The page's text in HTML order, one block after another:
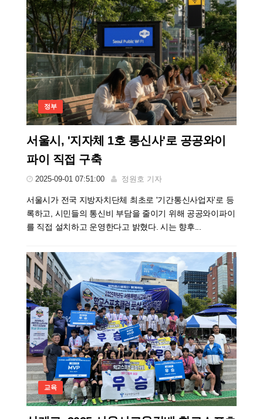
정부
서울시, '지자체 1호 통신사'로 공공와이
파이 직접 구축
2025-09-01 07:51:00 정원호 기자
서울시가 전국 지방자치단체 최초로 '기간통신사업자'로 등
록하고, 시민들의 통신비 부담을 줄이기 위해 공공와이파이
를 직접 설치하고 운영한다고 밝혔다. 시는 향후...
교육